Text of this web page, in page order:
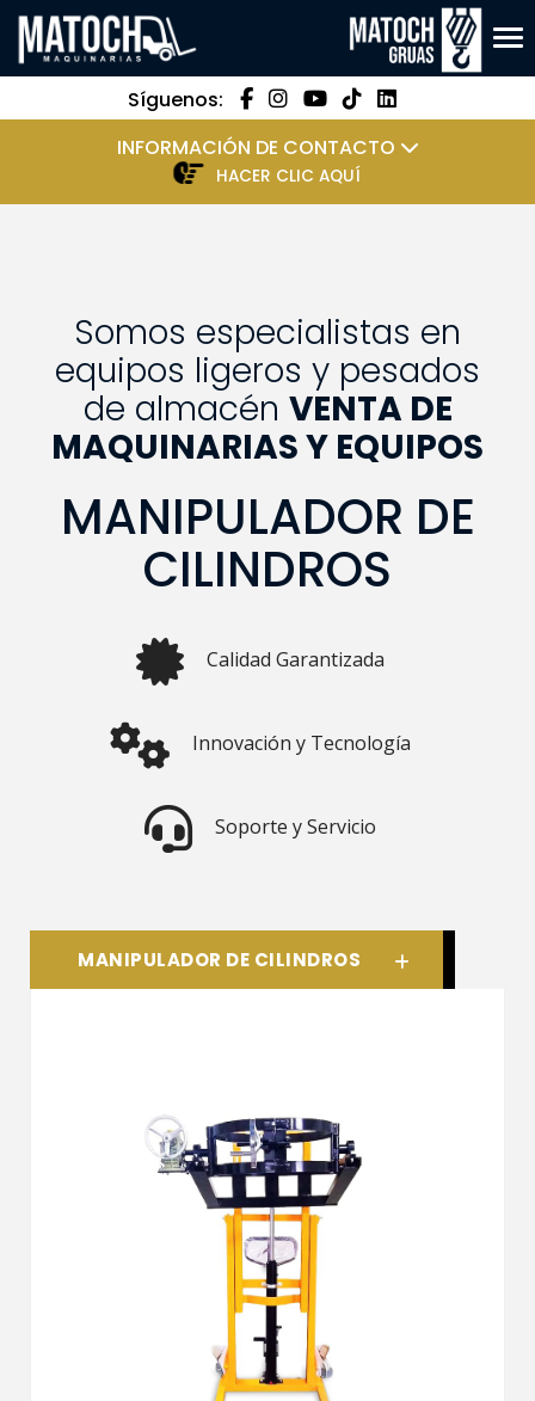
Síguenos:
INFORMACIÓN DE CONTACTO
HACER CLIC AQUÍ
Somos especialistas en
equipos ligeros y pesados
de almacén VENTA DE
MAQUINARIAS Y EQUIPOS
MANIPULADOR DE
CILINDROS
Calidad Garantizada
Innovación y Tecnología
Soporte y Servicio
MANIPULADOR DE CILINDROS